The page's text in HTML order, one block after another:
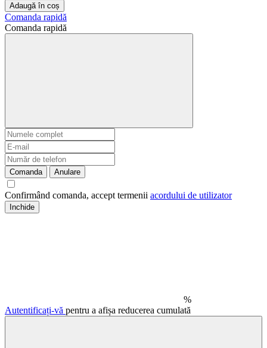
Adaugă în coș
Comanda rapidă
Comanda rapidă
Comanda Anulare
Confirmând comanda, accept termenii acordului de utilizator
Inchide
%
Autentificați-vă pentru a afișa reducerea cumulată